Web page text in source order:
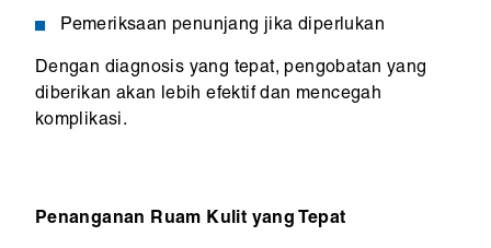
Pemeriksaan penunjang jika diperlukan
Dengan diagnosis yang tepat, pengobatan yang
diberikan akan lebih efektif dan mencegah
komplikasi.
Penanganan Ruam Kulit yang Tepat